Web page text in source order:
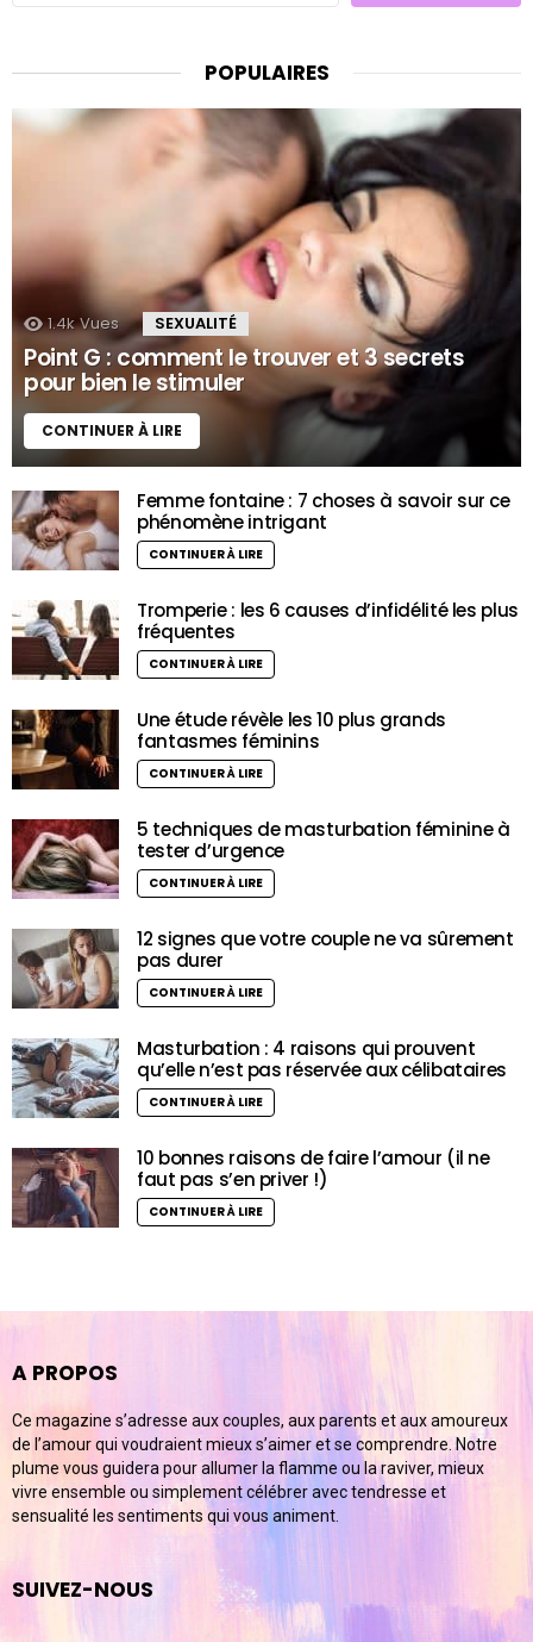
POPULAIRES
1.4k Vues SEXUALITÉ
Point G : comment le trouver et 3 secrets
pour bien le stimuler
CONTINUER À LIRE
Femme fontaine : 7 choses à savoir sur ce
phénomène intrigant
CONTINUER À LIRE
Tromperie : les 6 causes d’infidélité les plus
fréquentes
CONTINUER À LIRE
Une étude révèle les 10 plus grands
fantasmes féminins
CONTINUER À LIRE
5 techniques de masturbation féminine à
tester d’urgence
CONTINUER À LIRE
12 signes que votre couple ne va sûrement
pas durer
CONTINUER À LIRE
Masturbation : 4 raisons qui prouvent
qu’elle n’est pas réservée aux célibataires
CONTINUER À LIRE
10 bonnes raisons de faire l’amour (il ne
faut pas s’en priver !)
CONTINUER À LIRE
A PROPOS
Ce magazine s’adresse aux couples, aux parents et aux amoureux
de l’amour qui voudraient mieux s’aimer et se comprendre. Notre
plume vous guidera pour allumer la flamme ou la raviver, mieux
vivre ensemble ou simplement célébrer avec tendresse et
sensualité les sentiments qui vous animent.
SUIVEZ-NOUS